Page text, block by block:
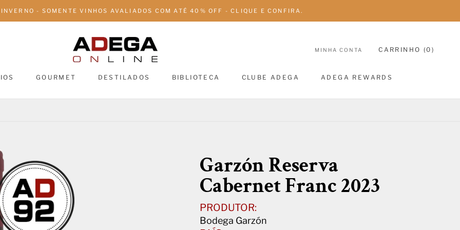
- SOMENTE VINHOS AVALIADOS COM ATÉ 40% OFF - CLIQUE E CONFIRA.
GOURMET
DESTILADOS
BIBLIOTECA
CLUBE ADEGA
ADEGA REWARDS
MINHA CONTA CARRINHO (0 )
Garzón Reserva
Cabernet Franc 2023
PRODUTOR:
Bodega Garzón